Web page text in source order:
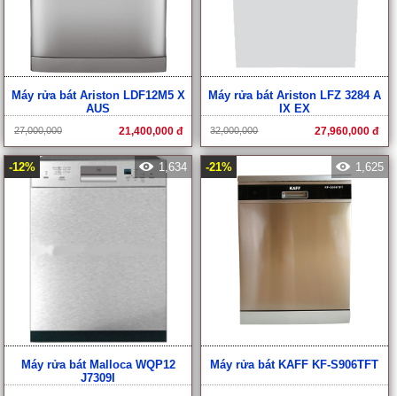
Máy rửa bát Ariston LDF12M5 X
AUS
27,000,000 21,400,000 đ
Máy rửa bát Ariston LFZ 3284 A
IX EX
32,000,000 27,960,000 đ
-12% 1,634
Máy rửa bát Malloca WQP12
J7309I
-21% 1,625
Máy rửa bát KAFF KF-S906TFT